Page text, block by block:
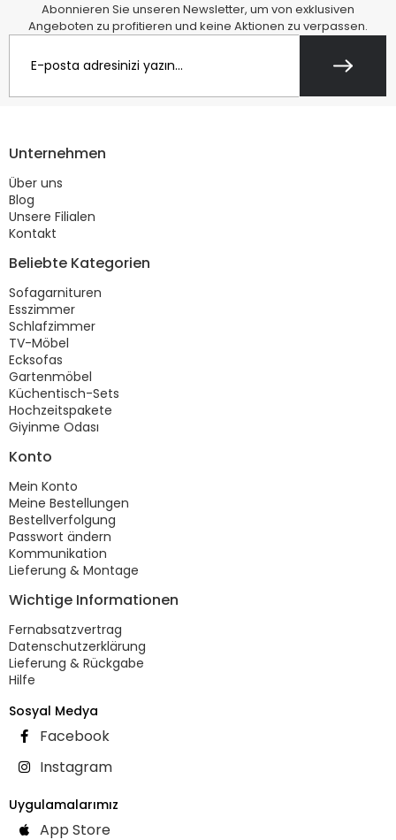
Abonnieren Sie unseren Newsletter, um von exklusiven
Angeboten zu profitieren und keine Aktionen zu verpassen.
Unternehmen
Über uns
Blog
Unsere Filialen
Kontakt
Beliebte Kategorien
Sofagarnituren
Esszimmer
Schlafzimmer
TV-Möbel
Ecksofas
Gartenmöbel
Küchentisch-Sets
Hochzeitspakete
Giyinme Odası
Konto
Mein Konto
Meine Bestellungen
Bestellverfolgung
Passwort ändern
Kommunikation
Lieferung & Montage
Wichtige Informationen
Fernabsatzvertrag
Datenschutzerklärung
Lieferung & Rückgabe
Hilfe
Sosyal Medya
Facebook
Instagram
Uygulamalarımız
App Store